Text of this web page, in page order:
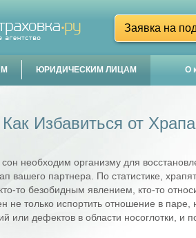
Заявка на
ЮРИДИЧЕСКИМ ЛИЦАМ О
Избавиться от Храпа
необходим организму для
вашего партнера. По статистике,
то безобидным явлением, кто-то
не только испортить отношение в
или дефектов в области носоглотки, и